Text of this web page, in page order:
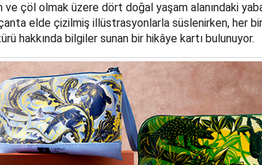
ve çöl olmak üzere dört doğal yaşam alanındaki
çanta elde çizilmiş illüstrasyonlarla süslenirken, her
hakkında bilgiler sunan bir hikâye kartı bulunuyor.